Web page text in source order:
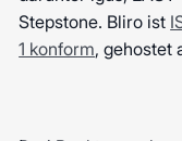
Stepstone. Bliro ist
1 konform, gehostet